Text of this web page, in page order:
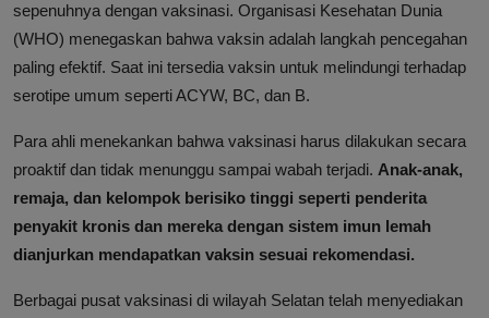
sepenuhnya dengan vaksinasi. Organisasi Kesehatan Dunia
(WHO) menegaskan bahwa vaksin adalah langkah pencegahan
paling efektif. Saat ini tersedia vaksin untuk melindungi terhadap
serotipe umum seperti ACYW, BC, dan B.
Para ahli menekankan bahwa vaksinasi harus dilakukan secara
proaktif dan tidak menunggu sampai wabah terjadi. Anak-anak,
remaja, dan kelompok berisiko tinggi seperti penderita
penyakit kronis dan mereka dengan sistem imun lemah
dianjurkan mendapatkan vaksin sesuai rekomendasi.
Berbagai pusat vaksinasi di wilayah Selatan telah menyediakan